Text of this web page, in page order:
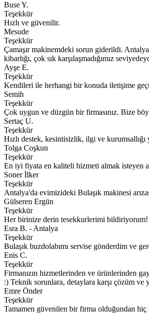
Buse Y.
Teşekkür
Hızlı ve güvenilir.
Mesude
Teşekkür
Çamaşır makinemdeki sorun giderildi.
kibarlığı, çok sık karşılaşmadığımız
Ayşe E.
Teşekkür
Kendileri ile herhangi bir konuda iletişime
Semih
Teşekkür
Çok uygun ve düzgün bir firmasınız. Bize
Sertaç U.
Teşekkür
Hızlı destek, kesintisizlik, ilgi ve
Tolga Coşkun
Teşekkür
En iyi fiyata en kaliteli hizmeti almak isteyen
Soner İlker
Teşekkür
Antalya'da evimizideki Bulaşık makinesi
Gülseren Ergün
Teşekkür
Her birinize derin tesekkurlerimi
Esra B. - Antalya
Teşekkür
Bulaşık buzdolabımı servise gönderdim ve
Enis C.
Teşekkür
Firmanızın hizmetlerinden ve ürünlerinden
:) Teknik sorunlara, detaylara karşı çözüm ve
Emre Önder
Teşekkür
Tamamen güvenilen bir firma olduğundan